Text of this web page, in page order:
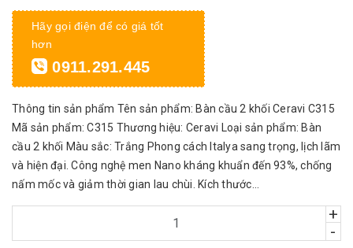
Hãy gọi điện để có giá tốt
hơn
0911.291.445
Thông tin sản phẩm Tên sản phẩm: Bàn cầu 2 khối Ceravi C315
Mã sản phẩm: C315 Thương hiệu: Ceravi Loại sản phẩm: Bàn
cầu 2 khối Màu sắc: Trắng Phong cách Italya sang trọng, lịch lãm
và hiện đại. Công nghệ men Nano kháng khuẩn đến 93%, chống
nấm mốc và giảm thời gian lau chùi. Kích thước...
+
-